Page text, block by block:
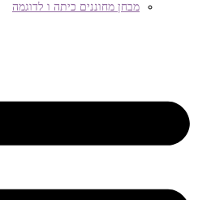
מבחן מחוננים כיתה ו לדוגמה